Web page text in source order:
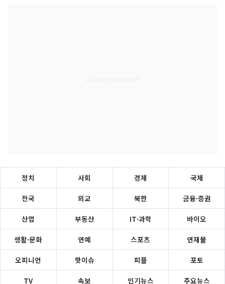
정치 사회 경제 국제
전국 외교 북한 금융·증권
산업 부동산 IT·과학 바이오
생활·문화 연예 스포츠 연재물
오피니언 핫이슈 피플 포토
TV 속보 인기뉴스 주요뉴스